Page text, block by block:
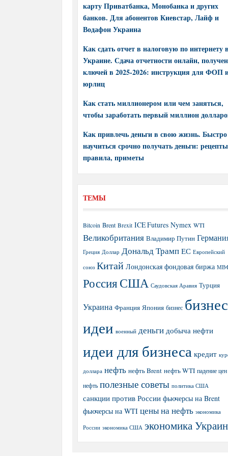
карту Приватбанка, Монобанка и других
банков. Для абонентов Киевстар, Лайф и
Водафон Украина
Как сдать отчет в налоговую по интернету в
Украине. Сдача отчетности онлайн,
ключей в 2025-2026: инструкция для ФОП
юрлиц
Как стать миллионером или чем заняться,
чтобы заработать первый миллион
Как привлечь деньги в свою жизнь. Быстро
научиться срочно получать деньги:
правила, приметы
ТЕМЫ
Bitcoin Brent Brexit ICE Futures Nymex WTI
Великобритания Владимир Путин
Греция Доллар Дональд Трамп ЕС Европейский
союз Китай Лондонская фондовая биржа
РоссияСША Саудовская Аравия Турция
Украина Франция Япония бизнес бизнес
идеи военный деньги добыча нефти
идеи для бизнеса кредит
доллара нефть нефть Brent нефть WTI падение
нефть полезные советы политика США
санкции против России фьючерсы на Brent
фьючерсы на WTI цены на нефть экономика
России экономика США экономика